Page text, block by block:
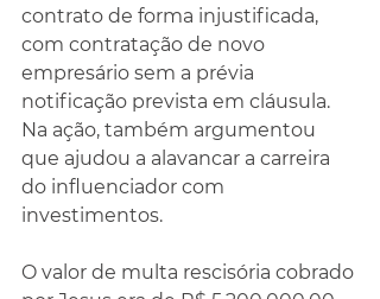
contrato de forma injustificada,
com contratação de novo
empresário sem a prévia
notificação prevista em cláusula.
Na ação, também argumentou
que ajudou a alavancar a carreira
do influenciador com
investimentos.
O valor de multa rescisória cobrado